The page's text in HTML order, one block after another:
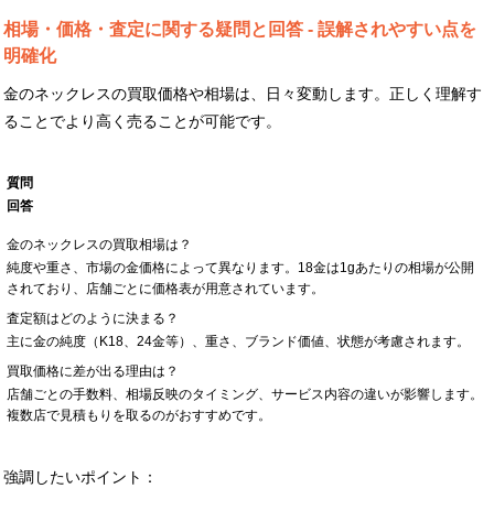
相場・価格・査定に関する疑問と回答 - 誤解されやすい点を
明確化
金のネックレスの買取価格や相場は、日々変動します。正しく理解す
ることでより高く売ることが可能です。
質問
回答
金のネックレスの買取相場は？
純度や重さ、市場の金価格によって異なります。18金は1gあたりの相場が公開
されており、店舗ごとに価格表が用意されています。
査定額はどのように決まる？
主に金の純度（K18、24金等）、重さ、ブランド価値、状態が考慮されます。
買取価格に差が出る理由は？
店舗ごとの手数料、相場反映のタイミング、サービス内容の違いが影響します。
複数店で見積もりを取るのがおすすめです。
強調したいポイント：